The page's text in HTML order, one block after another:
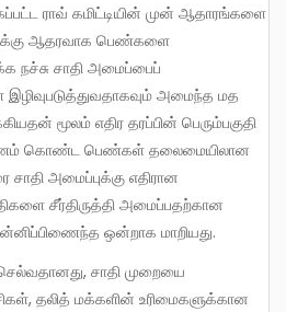
ஆதரவாக பெண்களை
நச்சு சாதி அமைப்பைப்
அமைந்த மத
மூலம் எதிர தரப்பின் பெரும்பகுதி
கொண்ட பெண்கள் தலைமையிலான
அமைப்புக்கு எதிரான
சீர்திருத்தி அமைப்பதற்கான
ஒன்றாக மாறியது.
தலித் மக்களின் உரிமைகளுக்கான